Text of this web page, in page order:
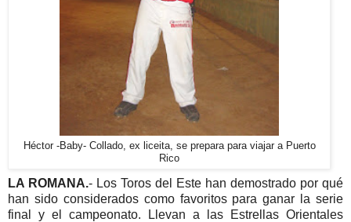
Héctor -Baby- Collado, ex liceita, se prepara para viajar a Puerto
Rico
LA ROMANA.- Los Toros del Este han demostrado por qué
han sido considerados como favoritos para ganar la serie
final y el campeonato. Llevan a las Estrellas Orientales